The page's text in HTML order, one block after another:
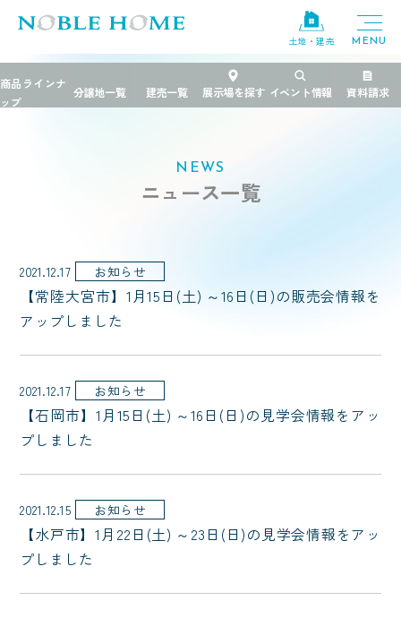
土地・建売
2021年
NEWS
ニュース一覧
2021.12.17 お知らせ
【常陸大宮市】1月15日(土) ～16日(日)の販売会情報を
アップしました
2021.12.17 お知らせ
【石岡市】1月15日(土) ～16日(日)の見学会情報をアッ
プしました
2021.12.15 お知らせ
【水戸市】1月22日(土) ～23日(日)の見学会情報をアッ
プしました